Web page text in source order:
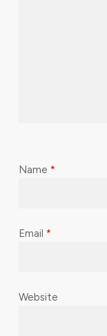
Name *
Email *
Website